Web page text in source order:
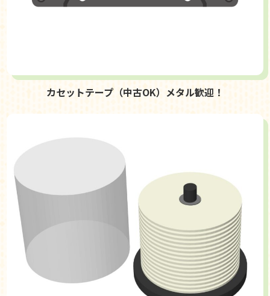
カセットテープ（中古OK）メタル歓迎！